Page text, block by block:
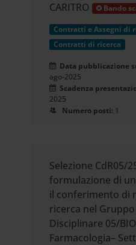
CARITRO
Bando
Contratti e Assegni di
Contratti di ricerca
Data pubblicazione
ago-2025
Scadenza
2025
Numero posti: 1
Selezione CdR05/
formulazione di
il conferimento di
ricerca nel
Disciplinare 05/
Farmacologia–